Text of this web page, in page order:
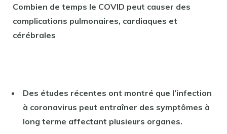
Combien de temps le COVID peut causer des
complications pulmonaires, cardiaques et
cérébrales
Des études récentes ont montré que l’infection
à coronavirus peut entraîner des symptômes à
long terme affectant plusieurs organes.